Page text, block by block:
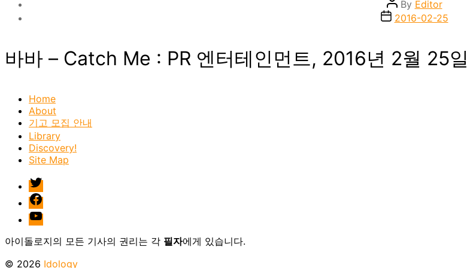
author
By Editor
Post2016-02-25
바바 – Catch Me : PR 엔터테인먼트, 2016년 2월 25일
Home
About
기고 모집 안내
Library
Discovery!
Site Map
twitter
facebook
Youtube
아이돌로지의 모든 기사의 권리는 각 필자에게 있습니다.
© 2026 Idology